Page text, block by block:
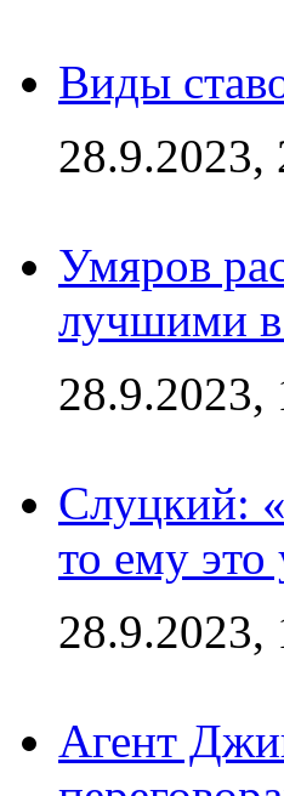
Виды
28.9.2023,
Умяров
лучшими
28.9.2023,
Слуцкий:
то ему это
28.9.2023,
Агент